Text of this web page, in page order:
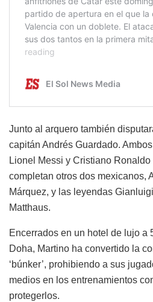
Junto al arquero también
capitán Andrés Guardado.
Lionel Messi y Cristiano
completan otros dos mexicanos,
Márquez, y las leyendas
Matthaus.
Encerrados en un hotel de lujo a
Doha, Martino ha convertido la
‘búnker’, prohibiendo a sus
medios en los entrenamientos
protegerlos.